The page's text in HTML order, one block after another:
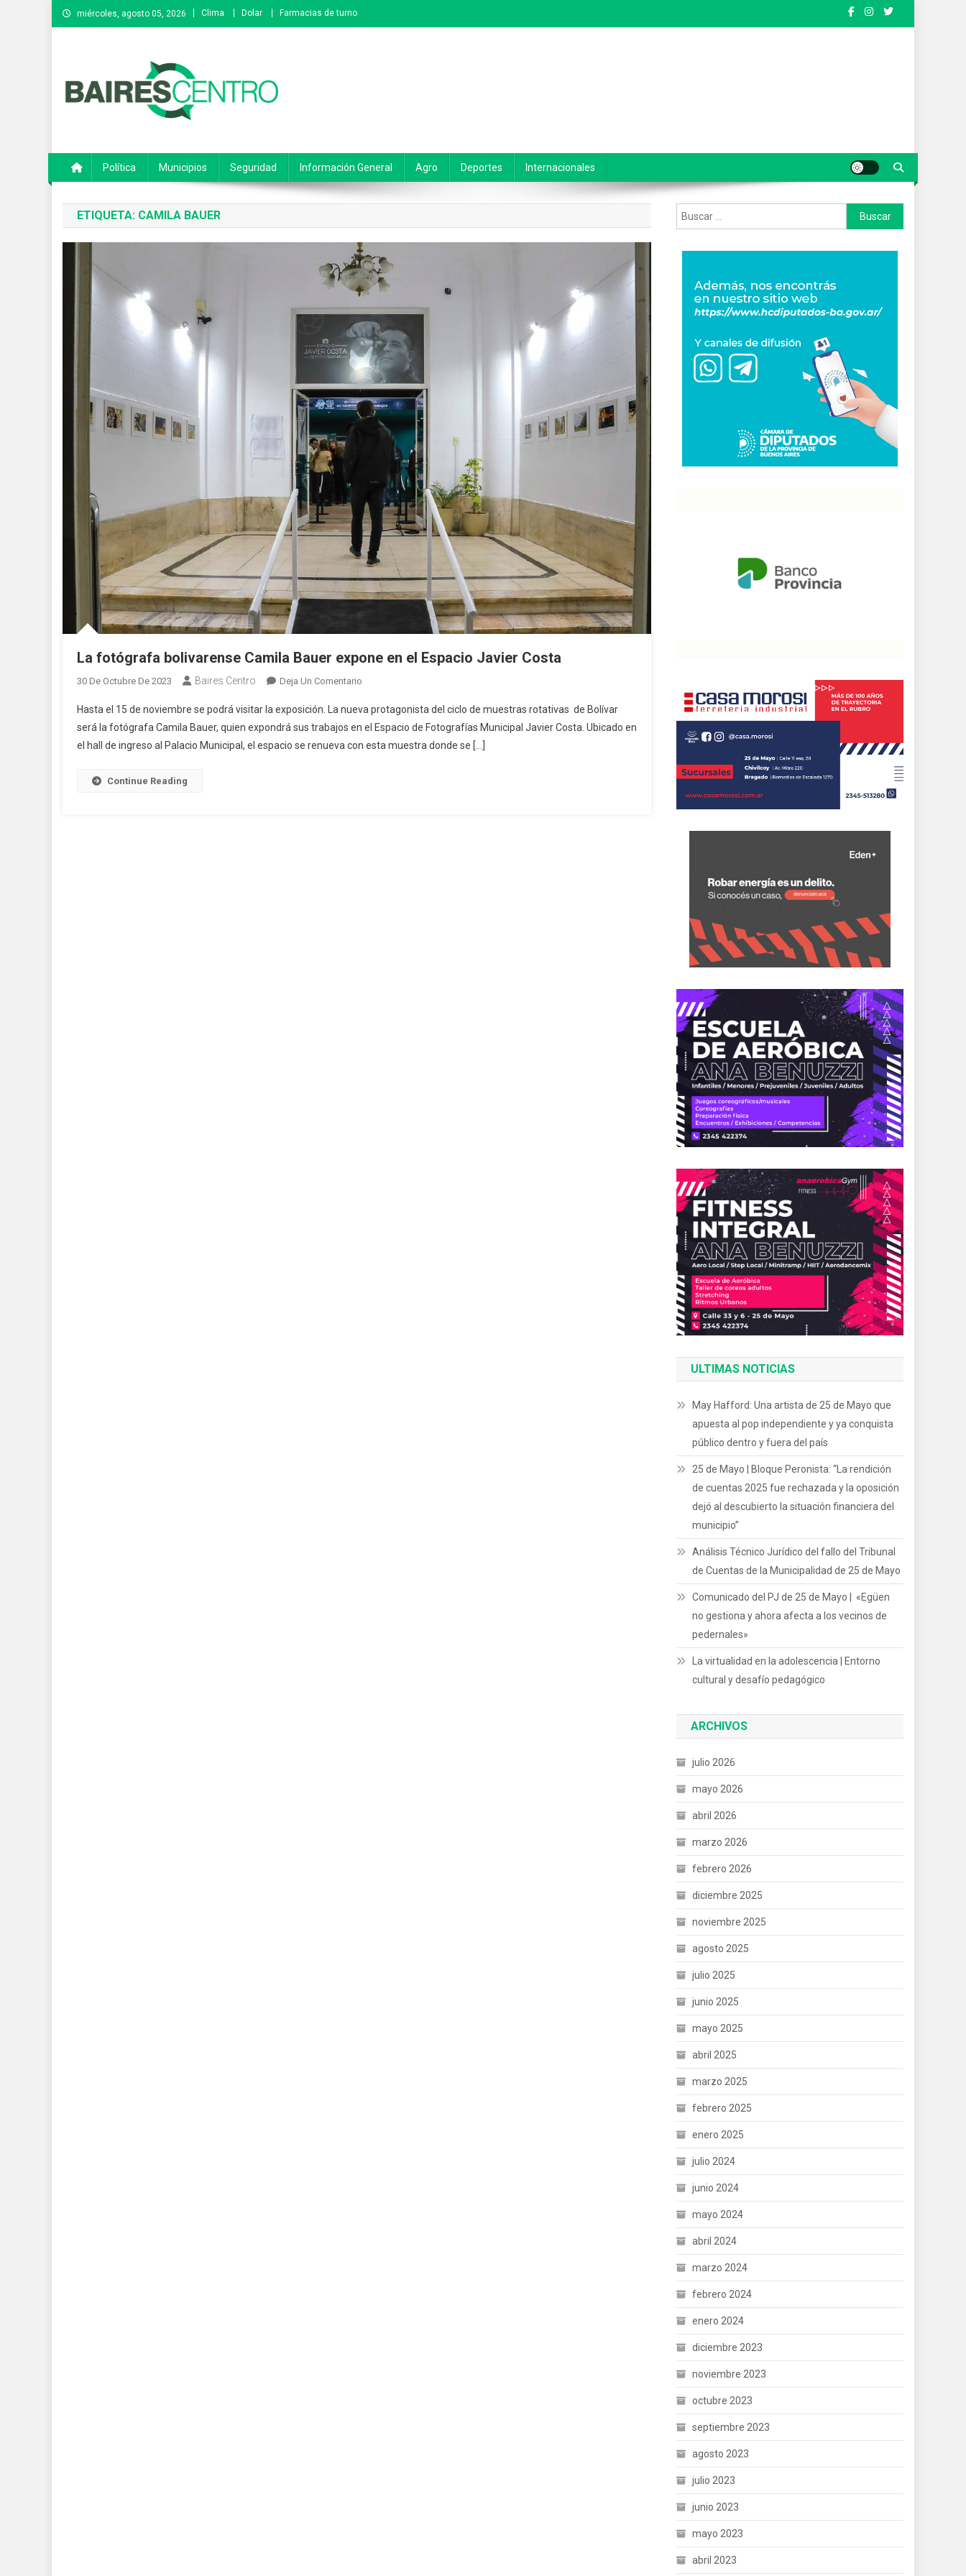
Saltar
al
miércoles, agosto 05, 2026 Clima Dolar Farmacias de turno
Política Municipios Seguridad Información General Agro Deportes Internacionales
ETIQUETA: CAMILA BAUER
La fotógrafa bolivarense Camila Bauer expone en el Espacio Javier Costa
30 De Octubre De 2023 Baires Centro Deja Un Comentario
Fotógrafa
Bolivarense
Camila
Hasta el 15 de noviembre se podrá visitar la exposición. La nueva protagonista del ciclo de muestras rotativas de Bolívar
será la fotógrafa Camila Bauer, quien expondrá sus trabajos en el Espacio de Fotografías Municipal Javier Costa. Ubicado en
el hall de ingreso al Palacio Municipal, el espacio se renueva con esta muestra donde se […]
Continue Reading
Buscar:
ULTIMAS NOTICIAS
May Hafford: Una artista de 25 de Mayo que
apuesta al pop independiente y ya conquista
público dentro y fuera del país
25 de Mayo | Bloque Peronista: “La rendición
de cuentas 2025 fue rechazada y la oposición
dejó al descubierto la situación financiera del
municipio”
Análisis Técnico Jurídico del fallo del Tribunal
de Cuentas de la Municipalidad de 25 de Mayo
Comunicado del PJ de 25 de Mayo | «Egüen
no gestiona y ahora afecta a los vecinos de
pedernales»
La virtualidad en la adolescencia | Entorno
cultural y desafío pedagógico
ARCHIVOS
julio 2026
mayo 2026
abril 2026
marzo 2026
febrero 2026
diciembre 2025
noviembre 2025
agosto 2025
julio 2025
junio 2025
mayo 2025
abril 2025
marzo 2025
febrero 2025
enero 2025
julio 2024
junio 2024
mayo 2024
abril 2024
marzo 2024
febrero 2024
enero 2024
diciembre 2023
noviembre 2023
octubre 2023
septiembre 2023
agosto 2023
julio 2023
junio 2023
mayo 2023
abril 2023